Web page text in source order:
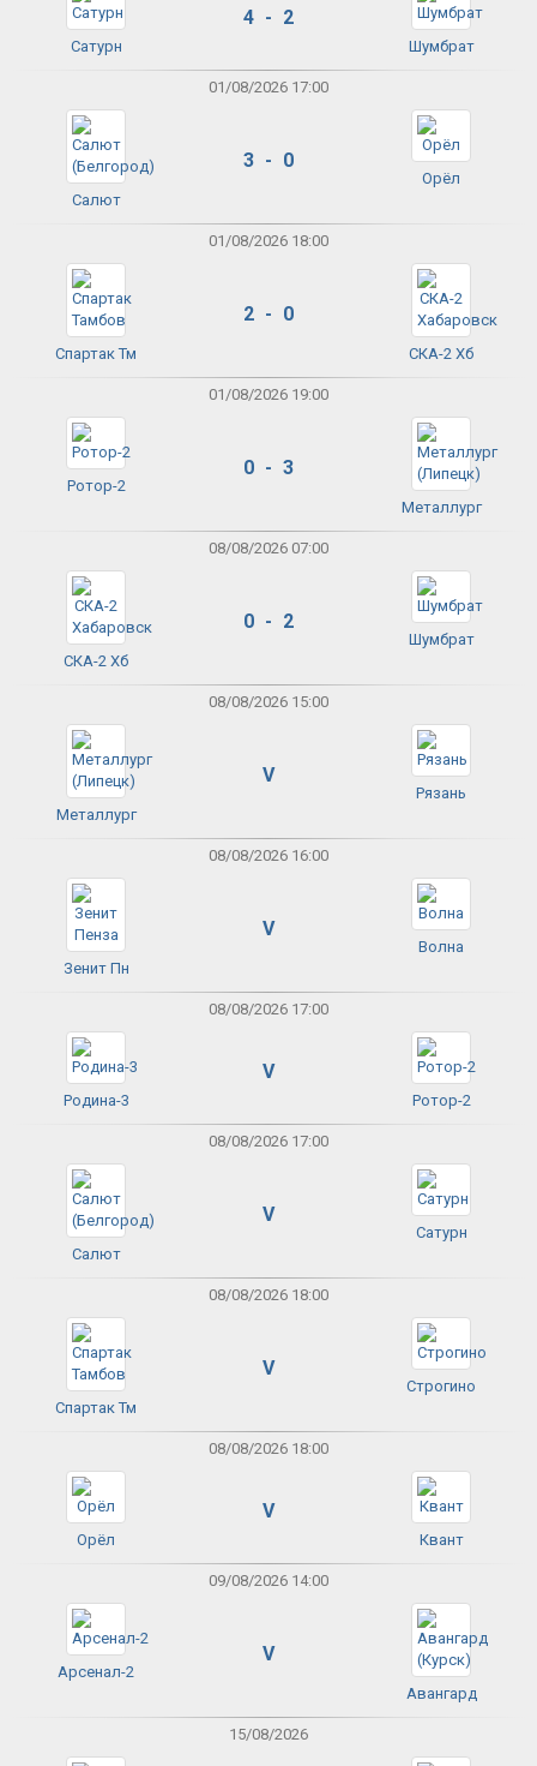
Сатурн
4 - 2
Шумбрат
01/08/2026 17:00
Салют
3 - 0
Орёл
01/08/2026 18:00
Спартак Тм
2 - 0
СКА-2 Хб
01/08/2026 19:00
Ротор-2
0 - 3
Металлург
08/08/2026 07:00
СКА-2 Хб
0 - 2
Шумбрат
08/08/2026 15:00
Металлург
V
Рязань
08/08/2026 16:00
Зенит Пн
V
Волна
08/08/2026 17:00
Родина-3
V
Ротор-2
08/08/2026 17:00
Салют
V
Сатурн
08/08/2026 18:00
Спартак Тм
V
Строгино
08/08/2026 18:00
Орёл
V
Квант
09/08/2026 14:00
Арсенал-2
V
Авангард
15/08/2026